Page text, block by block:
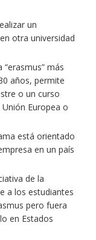
un
otra universidad
“erasmus” más
años, permite
o un curso
Europea o
está orientado
en un país
de la
a los estudiantes
pero fuera
en Estados